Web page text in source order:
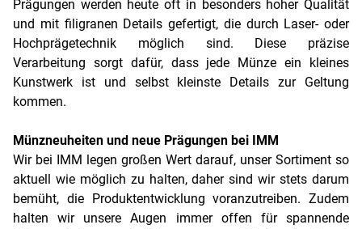
Prägungen werden heute oft in besonders hoher Qualität
und mit filigranen Details gefertigt, die durch Laser- oder
Hochprägetechnik möglich sind. Diese präzise
Verarbeitung sorgt dafür, dass jede Münze ein kleines
Kunstwerk ist und selbst kleinste Details zur Geltung
kommen.
Münzneuheiten und neue Prägungen bei IMM
Wir bei IMM legen großen Wert darauf, unser Sortiment so
aktuell wie möglich zu halten, daher sind wir stets darum
bemüht, die Produktentwicklung voranzutreiben. Zudem
halten wir unsere Augen immer offen für spannende